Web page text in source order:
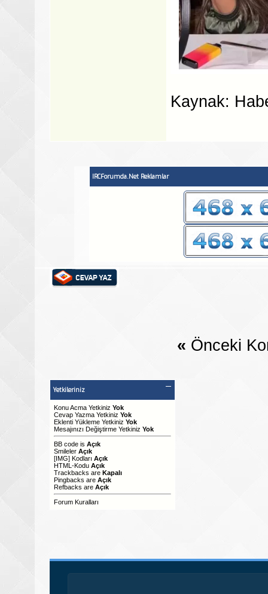
Kaynak:
IRCForumda.Net Reklamlar
« Önceki
Yetkileriniz
Konu Acma Yetkiniz Yok
Cevap Yazma Yetkiniz Yok
Eklenti Yükleme Yetkiniz Yok
Mesajınızı Değiştirme Yetkiniz Yok
BB code is Açık
Smileler Açık
[IMG] Kodları Açık
HTML-Kodu Açık
Trackbacks are Kapalı
Pingbacks are Açık
Refbacks are Açık
Forum Kuralları